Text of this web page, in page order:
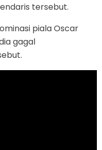
tersebut.
piala Oscar
gagal